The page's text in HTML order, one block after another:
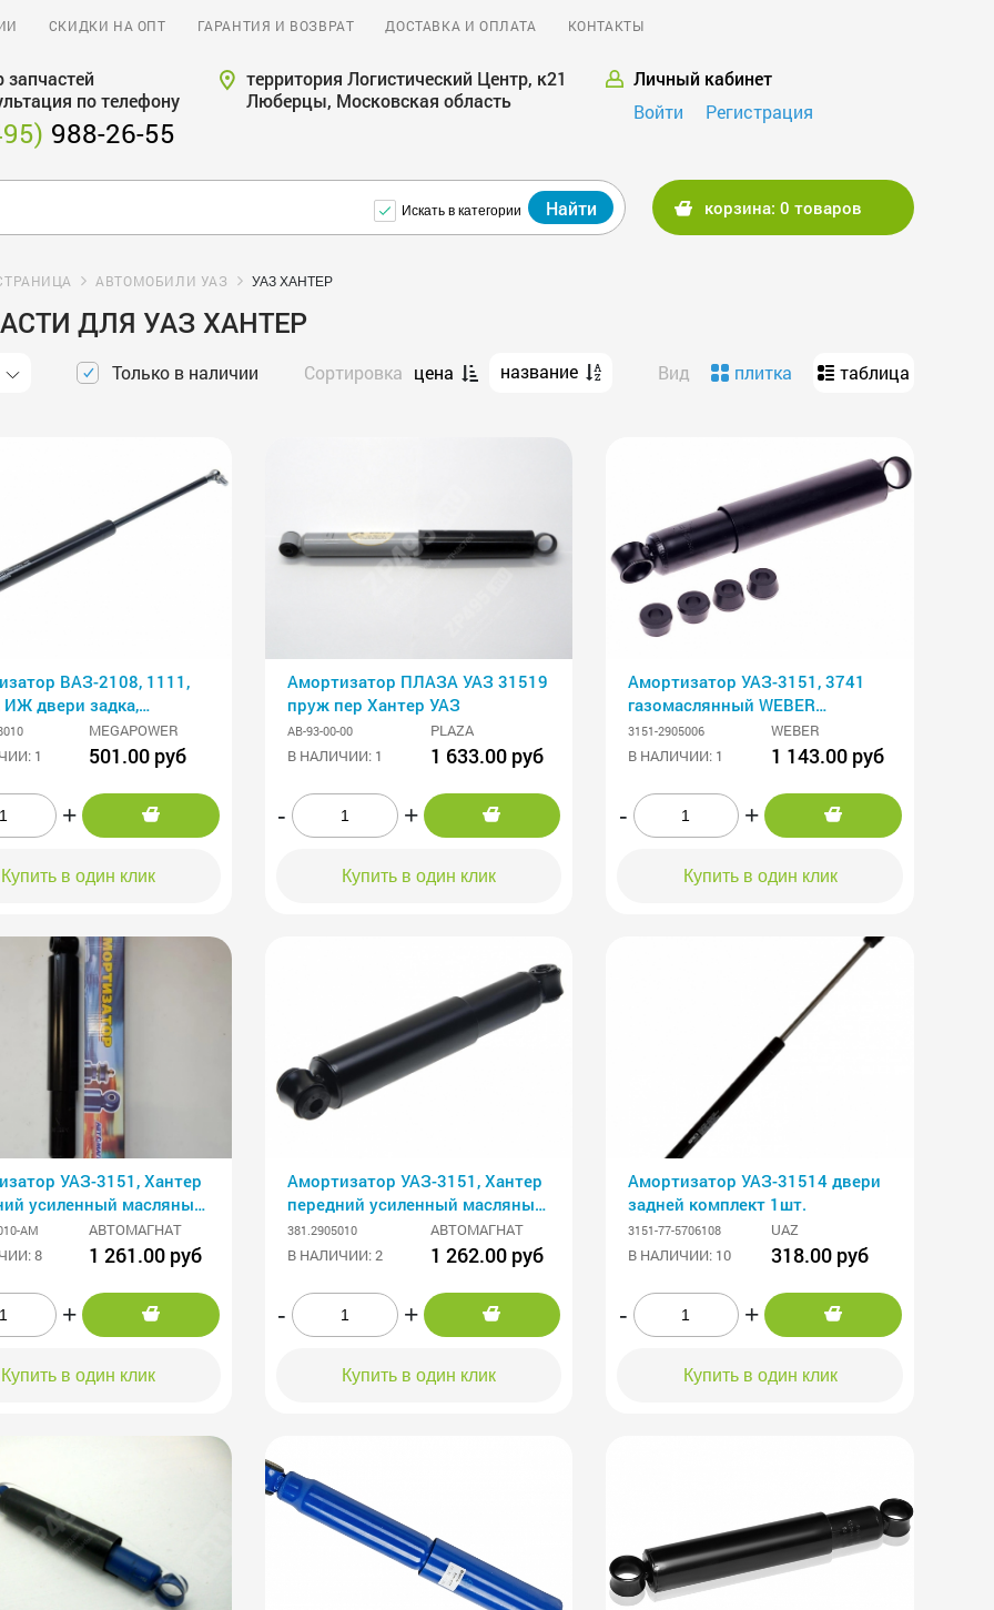
СКИДКИ НА ОПТ ГАРАНТИЯ И ВОЗВРАТ ДОСТАВКА И ОПЛАТА КОНТАКТЫ
запчастей
по телефону
988-26-55
территория Логистический Центр, к21
Люберцы, Московская область
Личный кабинет
Войти
Регистрация
корзина: 0 товаров
Найти
Искать в категории
АВТОМОБИЛИ УАЗ УАЗ ХАНТЕР
ДЛЯ УАЗ ХАНТЕР
Только в наличии Сортировка цена название Вид плитка таблица
ВАЗ-2108, 1111,
ИЖ двери задка,
6430 (пружина
MEGAPOWER
MEGAPOWER
1
501.00 руб
+
Купить в один клик
Амортизатор ПЛАЗА УАЗ 31519
пруж пер Хантер УАЗ
AB-93-00-00
PLAZA
В НАЛИЧИИ: 1
1 633.00 руб
- +
Купить в один клик
Амортизатор УАЗ-3151, 3741
газомаслянный WEBER
(SA3151O)
3151-2905006
WEBER
В НАЛИЧИИ: 1
1 143.00 руб
- +
Купить в один клик
УАЗ-3151, Хантер
усиленный масляный
отбой +30%)
AM
АВТОМАГНАТ
8
1 261.00 руб
+
Купить в один клик
Амортизатор УАЗ-3151, Хантер
передний усиленный масляный
(сжатие-отбой +30%)
АВТОМАГНАТ
381.2905010
АВТОМАГНАТ
В НАЛИЧИИ: 2
1 262.00 руб
- +
Купить в один клик
Амортизатор УАЗ-31514 двери
задней комплект 1шт.
3151-77-5706108
UAZ
В НАЛИЧИИ: 10
318.00 руб
- +
Купить в один клик